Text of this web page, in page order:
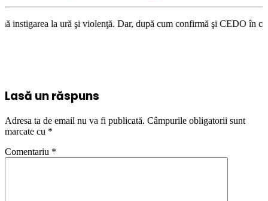
şi violenţă. Dar, după cum confirmă şi CEDO în cazul
Lasă un răspuns
Adresa ta de email nu va fi publicată. Câmpurile obligatorii sunt
marcate cu *
Comentariu *